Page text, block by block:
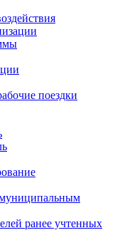
поездки
ранее учтенных